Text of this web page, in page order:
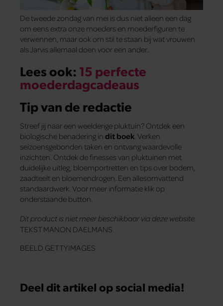
De tweede zondag van mei is dus niet alleen een dag
om eens extra onze moeders en moederfiguren te
verwennen, maar ook om stil te staan bij wat vrouwen
als Jarvis allemaal doen voor een ander.
Lees ook: 15 perfecte
moederdagcadeaus
Tip van de redactie
Streef jij naar een weelderige pluktuin? Ontdek een
biologische benadering in dit boek. Verken
seizoensgebonden taken en ontvang waardevolle
inzichten. Ontdek de finesses van pluktuinen met
duidelijke uitleg, bloemportretten en tips over bodem,
zaadteelt en bloemendrogen. Een allesomvattend
standaardwerk. Voor meer informatie klik op
onderstaande button.
Dit product is niet meer beschikbaar via deze website.
TEKST MANON DAELMANS
BEELD GETTYIMAGES
Deel dit artikel op social media!